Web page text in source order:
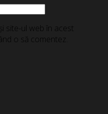
site-ul web în acest
o să comentez.